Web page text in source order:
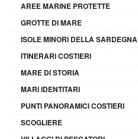
AREE MARINE PROTETTE
GROTTE DI MARE
ISOLE MINORI DELLA SARDEGNA
ITINERARI COSTIERI
MARE DI STORIA
MARI IDENTITARI
PUNTI PANORAMICI COSTIERI
SCOGLIERE